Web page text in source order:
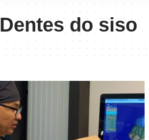
Dentes do siso